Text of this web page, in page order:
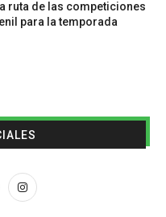
ruta de las competiciones
para la temporada